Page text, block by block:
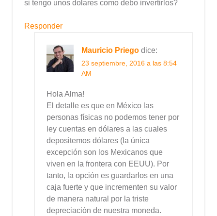
si tengo unos dolares como debo invertirlos?
Responder
Mauricio Priego dice:
23 septiembre, 2016 a las 8:54
AM
Hola Alma!
El detalle es que en México las
personas físicas no podemos tener por
ley cuentas en dólares a las cuales
depositemos dólares (la única
excepción son los Mexicanos que
viven en la frontera con EEUU). Por
tanto, la opción es guardarlos en una
caja fuerte y que incrementen su valor
de manera natural por la triste
depreciación de nuestra moneda.